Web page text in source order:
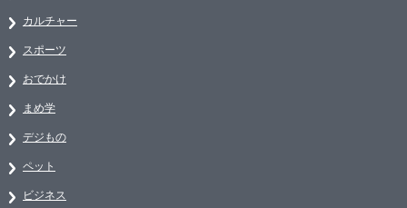
カルチャー
スポーツ
おでかけ
まめ学
デジもの
ペット
ビジネス